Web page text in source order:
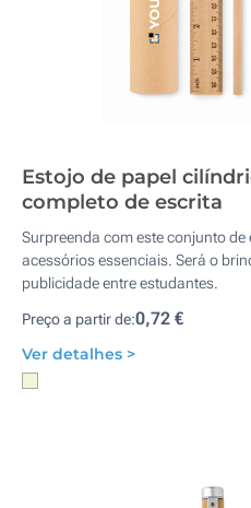
Estojo de papel
completo de escrita
Surpreenda com este conjunto
acessórios essenciais. Será o
publicidade entre estudantes.
Preço a partir de:0,72 €
Ver detalhes >